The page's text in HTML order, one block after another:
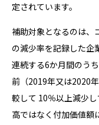
定されています。
補助対象となるのは、
の減少率を記録した企
連続する6か月間のう
前（2019年又は2020
較して 10％以上減少
高ではなく付加価値額